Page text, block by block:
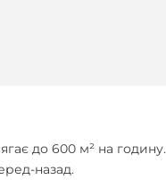
до 600 м² на годину.
назад.